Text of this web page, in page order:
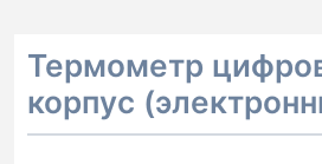
Термометр
корпус